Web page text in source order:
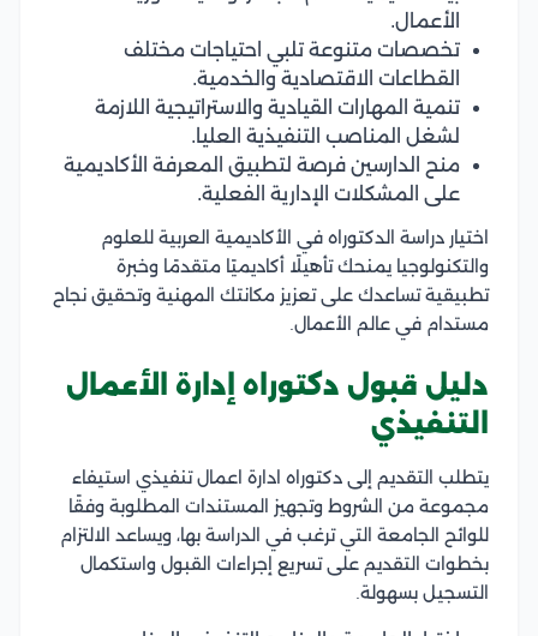
الأعمال.
تخصصات متنوعة تلبي احتياجات مختلف
القطاعات الاقتصادية والخدمية.
تنمية المهارات القيادية والاستراتيجية اللازمة
لشغل المناصب التنفيذية العليا.
منح الدارسين فرصة لتطبيق المعرفة الأكاديمية
على المشكلات الإدارية الفعلية.
اختيار دراسة الدكتوراه في الأكاديمية العربية للعلوم
والتكنولوجيا يمنحك تأهيلًا أكاديميًا متقدمًا وخبرة
تطبيقية تساعدك على تعزيز مكانتك المهنية وتحقيق نجاح
مستدام في عالم الأعمال.
دليل قبول دكتوراه إدارة الأعمال
التنفيذي
يتطلب التقديم إلى دكتوراه ادارة اعمال تنفيذي استيفاء
مجموعة من الشروط وتجهيز المستندات المطلوبة وفقًا
للوائح الجامعة التي ترغب في الدراسة بها، ويساعد الالتزام
بخطوات التقديم على تسريع إجراءات القبول واستكمال
التسجيل بسهولة.